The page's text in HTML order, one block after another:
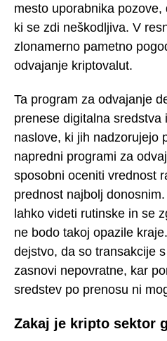
mesto uporabnika
ki se zdi neškodljiva. V
zlonamerno pametno
odvajanje kriptovalut.
Ta program za odvajanje
prenese digitalna sredstva
naslove, ki jih nadzorujejo
napredni programi za
sposobni oceniti vrednost
prednost najbolj
lahko videti rutinske in se
ne bodo takoj opazile
dejstvo, da so transakcije
zasnovi nepovratne, kar
sredstev po prenosu ni
Zakaj je kripto sektor